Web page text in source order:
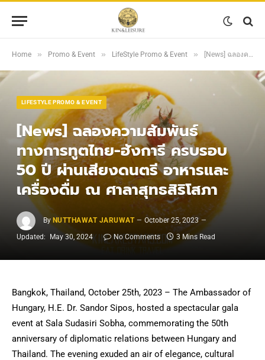
Home » Promo & Event » LifeStyle Promo & Event » [News] ฉลองความสัมพันธ์ทางการทูตไทย-ฮังการี ครบรอบ 50 ปี ผ่านเสียงดนตรี อาหารและเครื่องดื่ม ณ ศาลาสุทธสิริโสภา
LIFESTYLE PROMO & EVENT
[News] ฉลองความสัมพันธ์
ทางการทูตไทย-ฮังการี ครบรอบ
50 ปี ผ่านเสียงดนตรี อาหารและ
เครื่องดื่ม ณ ศาลาสุทธสิริโสภา
By NUTTHAWAT JARUWAT
October 25, 2023
Updated:
May 30, 2024 No Comments 3 Mins Read
Bangkok, Thailand, October 25th, 2023 – The Ambassador of
Hungary, H.E. Dr. Sandor Sipos, hosted a spectacular gala
event at Sala Sudasiri Sobha, commemorating the 50th
anniversary of diplomatic relations between Hungary and
Thailand. The evening exuded an air of elegance, cultural